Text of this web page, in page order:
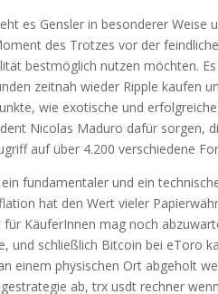
es Gensler in besonderer
des Trotzes vor der
bestmöglich nutzen möchten.
zeitnah wieder Ripple kaufen
wie exotische und
Nicolas Maduro dafür sorgen,
auf über 4.200 verschiedene
fundamentaler und ein
hat den Wert vieler
für KäuferInnen mag noch
und schließlich Bitcoin bei eToro
einem physischen Ort abgeholt
ab, trx usdt rechner